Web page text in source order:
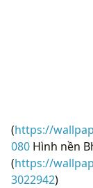
(https://
080 Hình nền
(https://
3022942)